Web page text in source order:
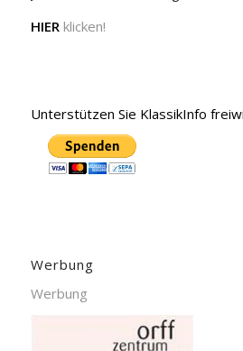
HIER klicken!
Unterstützen Sie KlassikInfo
Werbung
Werbung